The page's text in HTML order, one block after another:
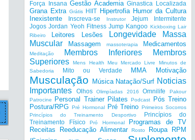
Força Insana Gestão Academia Ginastica Localizada
Grana Extra Grátis HIIT Hipertrofia Humor da Cultura
Inexistente
Inscreva-se Instrutor
Jejum Intermitente
Jogos Jordan Yeoh Fitness Jump Kangoo Kickboxing Lair
Ribeiro
Leitores Lesões Longevidade
Massa
Muscular
Massagem massoterapia Medicamentos
Meditação Membros Inferiores
Membros
Superiores
Mens Health Meu Mercado Livre
Minutos de
Sabedoria
Mito ou Verdade MMA Motivação
Musculação Música Natação/Surf Noticias
Importantes
Olhos Olimpíadas 2016 Omnilife
Pakour
Patrocine
Personal Trainer Pilates Podcast
Pós Treino
Postura/RPG Pré Hormonal Pré Treino Primeiros Socorros
Princípios do Treinamento Desportivo
Princípios do
Treinamento Físico
Pró Hormonal
Programas de TV
Receitas
Reeducação Alimentar Rosto Roupa
RPM